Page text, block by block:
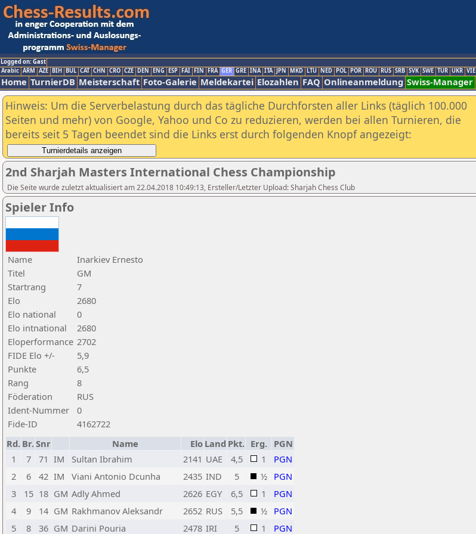
Logged on: Gast
Arabic ARM AZE BIH BUL CAT CHN CRO CZE DEN ENG ESP FAI FIN FRA GER GRE INA ITA JPN MKD LTU NED POL POR ROU RUS SRB SVK SWE TUR UKR VIE
Home TurnierDB Meisterschaft Foto-Galerie Meldekartei Elozahlen FAQ Onlineanmeldung Swiss-Manager
Hinweis: Um die Serverbelastung durch das tägliche Durchforsten aller Links (täglich 100.000
Seiten und mehr) von Google, Yahoo und Co zu reduzieren, werden bei allen Turnieren, die
bereits seit 5 Tagen beendet sind die Links erst durch folgenden Knopf angezeigt:
2nd Sharjah Masters International Chess Championship
Die Seite wurde zuletzt aktualisiert am 22.04.2018 10:49:13, Ersteller/Letzter Upload: Sharjah Chess Club
Spieler Info
Name
Inarkiev Ernesto
Titel
GM
Startrang
7
Elo
2680
Elo national
0
Elo intnational
2680
Eloperformance 2702
FIDE Elo +/-
5,9
Punkte
6,5
Rang
8
Föderation
RUS
Ident-Nummer
0
Fide-ID
4162722
Rd. Br.Snr Name Elo Land Pkt. Erg.
PGN
1
7 71 IM Sultan Ibrahim 2141 UAE 4,5 1
PGN
2
6 42 IM Viani Antonio Dcunha 2435 IND 5 ½ PGN
3
15 18 GM Adly Ahmed 2626 EGY 6,5 1
PGN
4
9 14 GM Rakhmanov Aleksandr 2652 RUS 5,5 ½ PGN
5
8 36 GM Darini Pouria 2478 IRI 5 1 PGN